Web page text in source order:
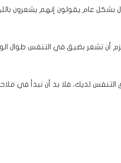
بشكل عام يقولون إنهم يشعرون
أن تشعر بضيق في التنفس طوال
لديك، فلا بد أن تبدأ في